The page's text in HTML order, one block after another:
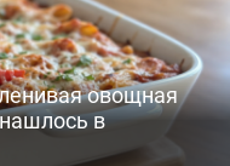
овощная
в